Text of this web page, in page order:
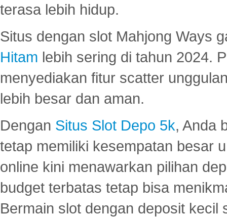
terasa lebih hidup.
Situs dengan slot Mahjong Ways
Hitam lebih sering di tahun 2024.
menyediakan fitur scatter
lebih besar dan aman.
Dengan Situs Slot Depo 5k, Anda
tetap memiliki kesempatan besar
online kini menawarkan pilihan
budget terbatas tetap bisa
Bermain slot dengan deposit